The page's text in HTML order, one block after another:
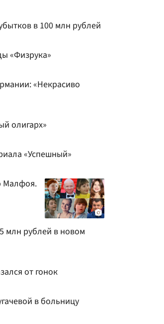
в 100 млн рублей
«Физрука»
«Некрасиво
олигарх»
«Успешный»
Малфоя.
млн рублей в новом
от гонок
в больницу